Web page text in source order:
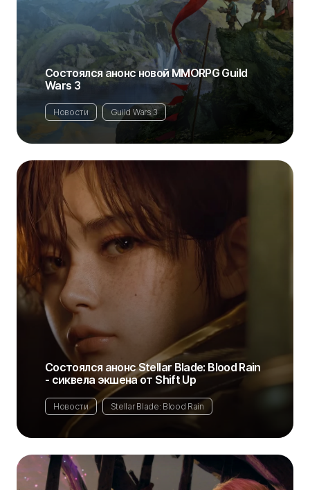
Состоялся анонс новой MMORPG Guild
Wars 3
Новости Guild Wars 3
Состоялся анонс Stellar Blade: Blood Rain
- сиквела экшена от Shift Up
Новости Stellar Blade: Blood Rain